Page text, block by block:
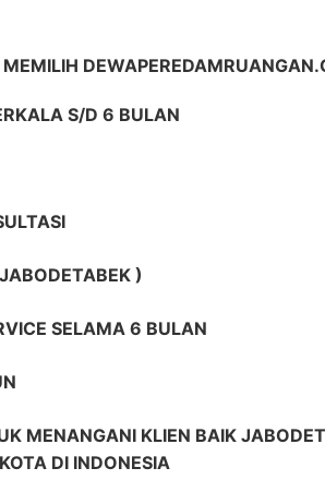
S/D 6 BULAN
)
SELAMA 6 BULAN
MENANGANI KLIEN BAIK
DI INDONESIA